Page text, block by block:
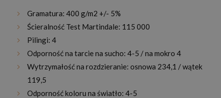
Gramatura: 400 g/m2 +/- 5%
Ścieralność Test Martindale: 115 000
Pilingi: 4
Odporność na tarcie na sucho: 4-5 / na mokro 4
Wytrzymałość na rozdzieranie: osnowa 234,1 / wątek
119,5
Odporność koloru na światło: 4-5